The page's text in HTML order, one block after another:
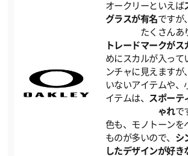
オークリーといえば
グラスが有名ですが
たくさんあ
トレードマークがス
めにスカルが入って
ンチャに見えますが
いないアイテムや、
イテムは、
スポーテ
ゃれで
色も、モノトーンを
ものが多いので、 シ
したデザインが好き